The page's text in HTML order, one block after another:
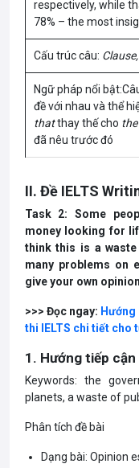
respectively, while
78% – the most
Cấu trúc câu:
Ngữ pháp nổi
đề với nhau và thể
thatthay thế cho the
đã nêu trước đó
II. Đề IELTS
Task 2: Some
money looking for
think this is a
many problems on
give your own
>>> Đọc ngay:
thi IELTS chi tiết cho
1. Hướng tiếp cận
Keywords: the
planets, a waste of
Phân tích đề bài
Dạng bài: Opinion